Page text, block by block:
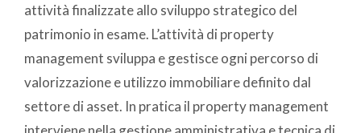
attività finalizzate allo sviluppo strategico del
patrimonio in esame. L’attività di property
management sviluppa e gestisce ogni percorso di
valorizzazione e utilizzo immobiliare definito dal
settore di asset. In pratica il property management